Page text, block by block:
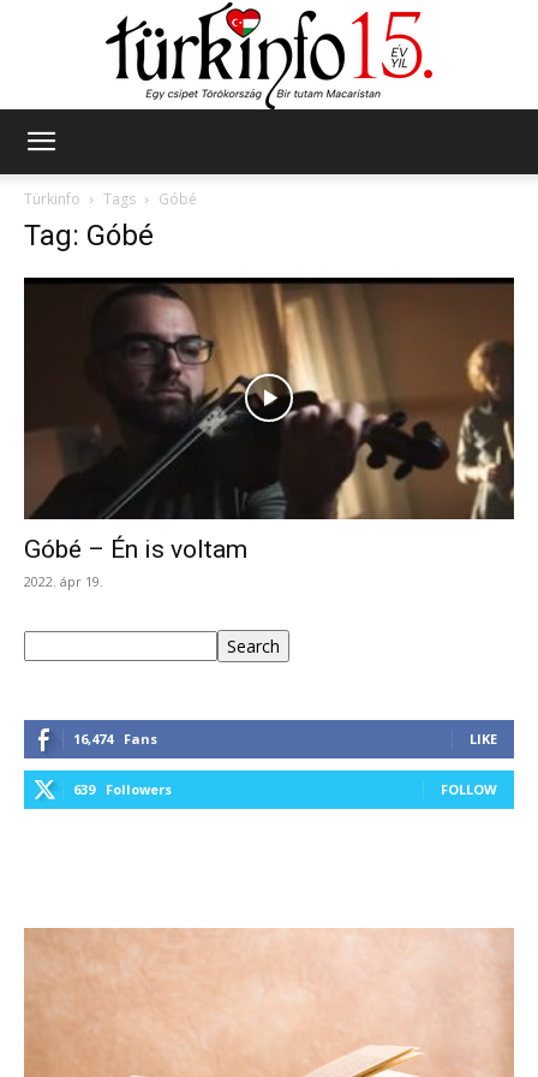
Türkinfo
Tags Góbé
Tag: Góbé
Góbé – Én is voltam
2022. ápr 19.
Search
16,474 Fans LIKE
639 Followers FOLLOW